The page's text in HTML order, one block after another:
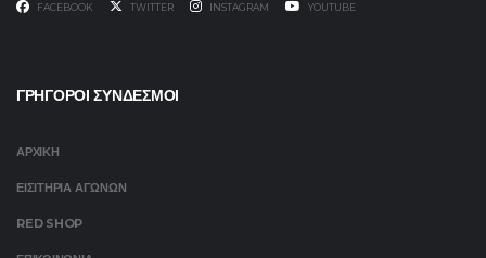
FACEBOOK TWITTER INSTAGRAM YOUTUBE
ΓΡΗΓΟΡΟΙ ΣΥΝΔΕΣΜΟΙ
ΑΡΧΙΚΗ
ΕΙΣΙΤΗΡΙΑ ΑΓΩΝΩΝ
RED SHOP